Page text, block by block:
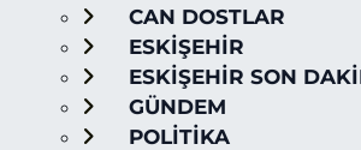
CAN DOSTLAR
ESKİŞEHİR
ESKİŞEHİR SON
GÜNDEM
POLİTİKA